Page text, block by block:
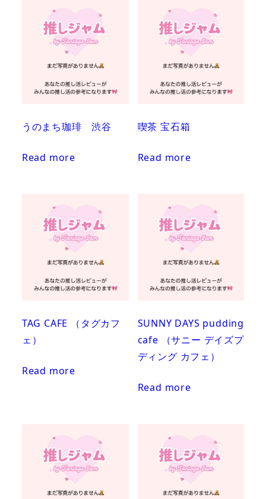
うのまち珈琲 渋谷
Read more
喫茶 宝石箱
Read more
TAG CAFE （タグカフ
ェ）
Read more
SUNNY DAYS pudding
cafe （サニー デイズプ
ディング カフェ）
Read more